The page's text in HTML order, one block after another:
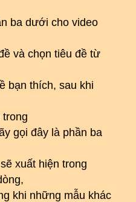
ba dưới cho video
và chọn tiêu đề từ
bạn thích, sau khi
gọi đây là phần ba
xuất hiện trong
khi những mẫu khác